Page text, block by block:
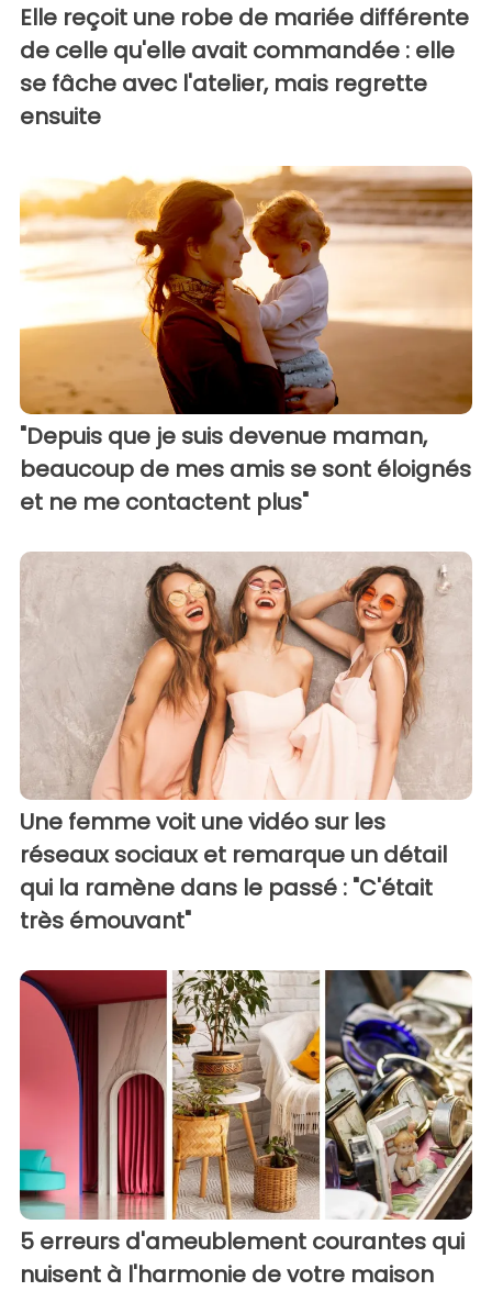
Elle reçoit une robe de mariée différente
de celle qu'elle avait commandée : elle
se fâche avec l'atelier, mais regrette
ensuite
"Depuis que je suis devenue maman,
beaucoup de mes amis se sont éloignés
et ne me contactent plus"
Une femme voit une vidéo sur les
réseaux sociaux et remarque un détail
qui la ramène dans le passé : "C'était
très émouvant"
5 erreurs d'ameublement courantes qui
nuisent à l'harmonie de votre maison